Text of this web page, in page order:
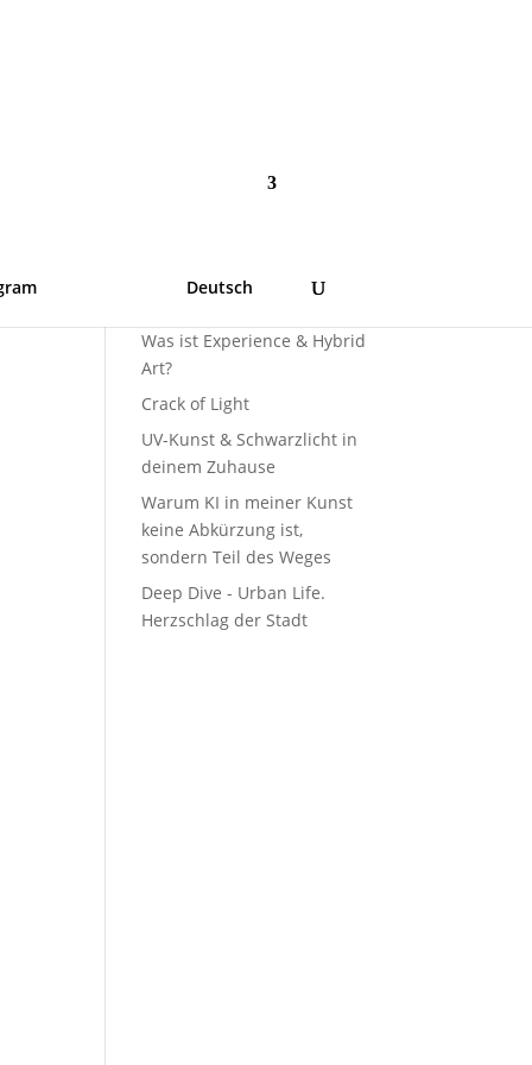
Deutsch
Was ist Experience & Hybrid
Art?
Crack of Light
UV-Kunst & Schwarzlicht in
deinem Zuhause
Warum KI in meiner Kunst
keine Abkürzung ist,
sondern Teil des Weges
Deep Dive - Urban Life.
Herzschlag der Stadt